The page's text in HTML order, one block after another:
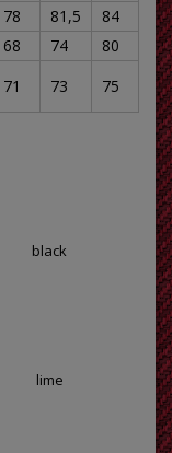
78 81,5
84
68 74
80
71 73 75
black
lime